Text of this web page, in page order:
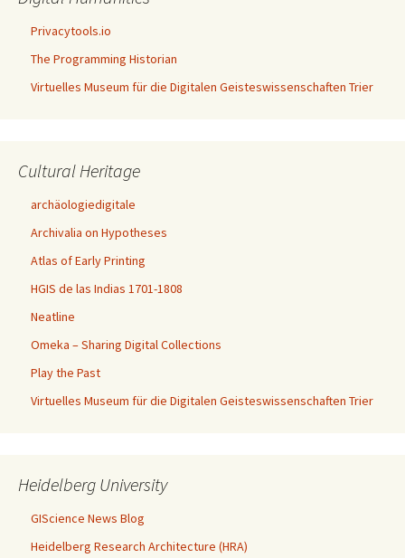
Privacytools.io
The Programming Historian
Virtuelles Museum für die Digitalen Geisteswissenschaften Trier
Cultural Heritage
archäologiedigitale
Archivalia on Hypotheses
Atlas of Early Printing
HGIS de las Indias 1701-1808
Neatline
Omeka – Sharing Digital Collections
Play the Past
Virtuelles Museum für die Digitalen Geisteswissenschaften Trier
Heidelberg University
GIScience News Blog
Heidelberg Research Architecture (HRA)